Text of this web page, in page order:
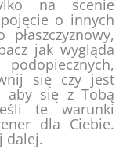
na scenie
o innych
jak wygląda
się czy jest
aby się z Tobą
te warunki
dla Ciebie.
dalej.